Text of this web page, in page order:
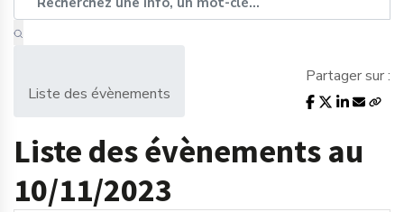
Liste des évènements
Partager sur :
Liste des évènements au
10/11/2023